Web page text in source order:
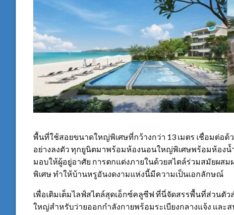
พื้นที่ใช้สอยขนาดใหญ่พิเศษที่กว้างกว่า 13 เมตร เชื่อมต่อ
อย่างลงตัว ทุกยูนิตมาพร้อมห้องนอนใหญ่พิเศษพร้อมห้องน้
มอบให้ผู้อยู่อาศัย การตกแต่งภายในด้วยสไตล์ร่วมสมัยผส
พิเศษ ทำให้บ้านหรูอันงดงามแห่งนี้มีความเป็นเอกลักษณ์
เพื่อเติมเต็มไลฟ์สไตล์สุดเอ็กซ์คลูซีฟ ที่นี่จัดสรรพื้นที่ส่วนตั
ใหญ่สำหรับว่ายออกกำลังกายพร้อมระเบียงกลางแจ้ง แล